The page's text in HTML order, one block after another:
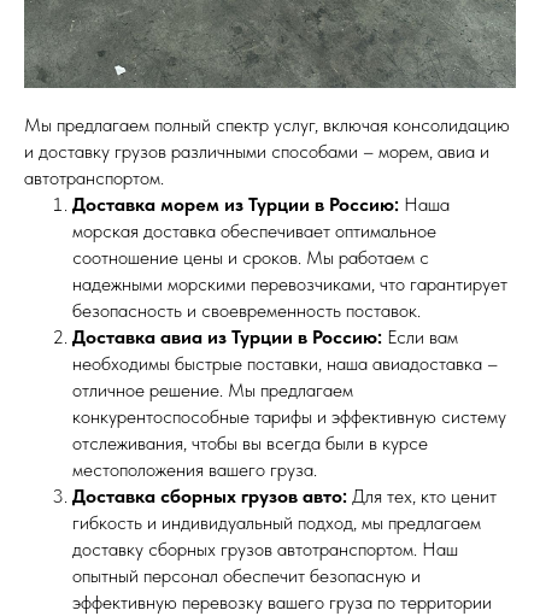
Мы предлагаем полный спектр услуг, включая консолидацию
и доставку грузов различными способами – морем, авиа и
автотранспортом.
Доставка морем из Турции в Россию: Наша
морская доставка обеспечивает оптимальное
соотношение цены и сроков. Мы работаем с
надежными морскими перевозчиками, что гарантирует
безопасность и своевременность поставок.
Доставка авиа из Турции в Россию: Если вам
необходимы быстрые поставки, наша авиадоставка –
отличное решение. Мы предлагаем
конкурентоспособные тарифы и эффективную систему
отслеживания, чтобы вы всегда были в курсе
местоположения вашего груза.
Доставка сборных грузов авто: Для тех, кто ценит
гибкость и индивидуальный подход, мы предлагаем
доставку сборных грузов автотранспортом. Наш
опытный персонал обеспечит безопасную и
эффективную перевозку вашего груза по территории